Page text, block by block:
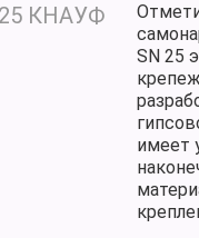
SN 25
имеет